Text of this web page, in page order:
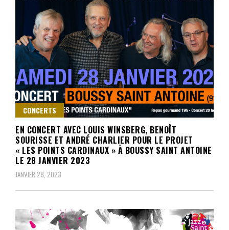
CONCERTS
EN CONCERT AVEC LOUIS WINSBERG, BENOÎT
SOURISSE ET ANDRÉ CHARLIER POUR LE PROJET
« LES POINTS CARDINAUX » À BOUSSY SAINT ANTOINE
LE 28 JANVIER 2023
JANVIER 28, 2023